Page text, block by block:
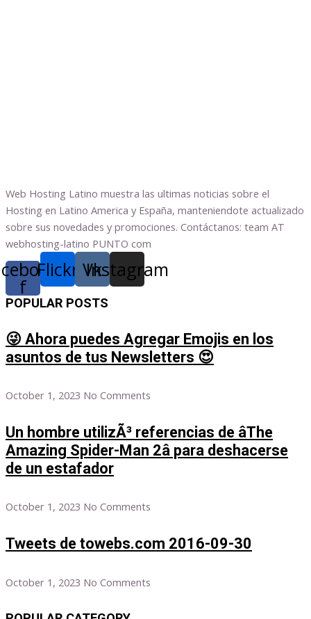
Web Hosting Latino muestra las ultimas noticias sobre el
Hosting en Latino America y España, manteniendote actualizado
sobre sus novedades y promociones. Contáctanos: team AT
webhosting-latino PUNTO com
f
Flickr Vk
Instagram
POPULAR POSTS
😜 Ahora puedes Agregar Emojis en los
asuntos de tus Newsletters 😍
October 1, 2023 No Comments
Un hombre utilizÃ³ referencias de âThe
Amazing Spider-Man 2â para deshacerse
de un estafador
October 1, 2023 No Comments
Tweets de towebs.com 2016-09-30
October 1, 2023 No Comments